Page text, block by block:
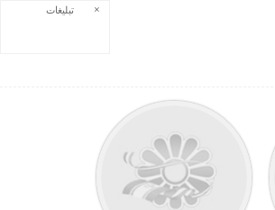
تبلیغات ×